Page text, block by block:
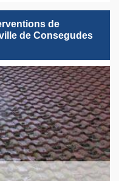
de
de Consegudes